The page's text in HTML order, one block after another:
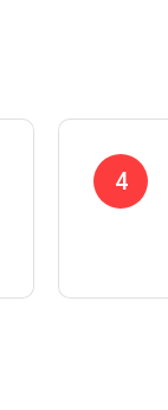
4